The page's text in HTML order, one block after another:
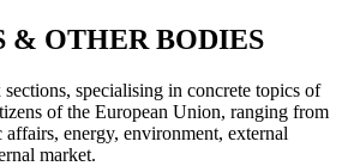
& OTHER BODIES
specialising in concrete topics of
of the European Union, ranging from
energy, environment, external
market.